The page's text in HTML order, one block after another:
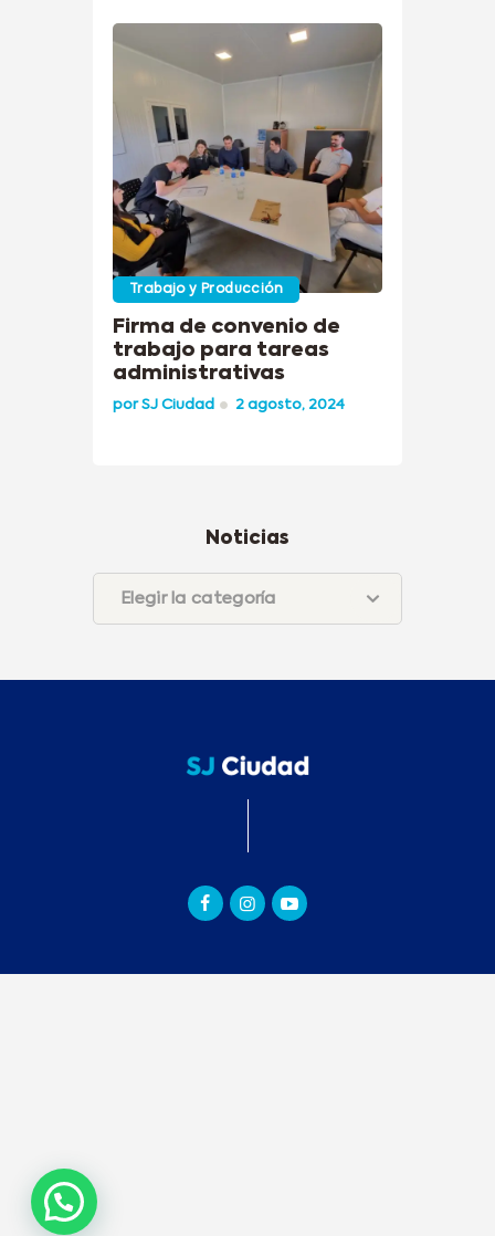
Trabajo y Producción
Firma de convenio de
trabajo para tareas
administrativas
porSJ Ciudad 2 agosto, 2024
Noticias